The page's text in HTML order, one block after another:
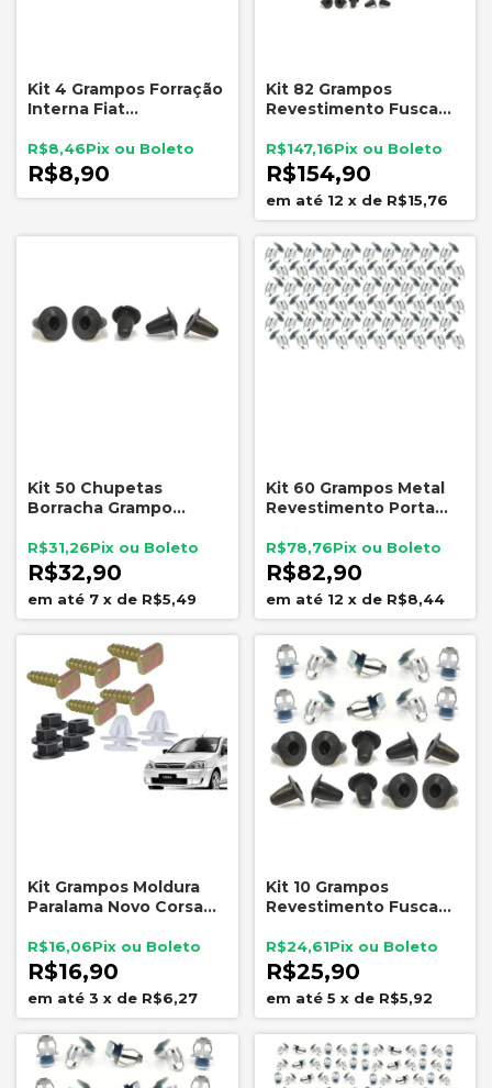
Kit 4 Grampos Forração
Interna Fiat
Painel Carro
R$8,90
R$8,46
Kit 82 Grampos
Revestimento Fusca
Borracha
R$154,90
R$147,16
12 x de R$15,76
Kit 50 Chupetas
Borracha Grampo
Fusca
R$32,90
R$31,26
7 x de R$5,49
Kit 60 Grampos Metal
Revestimento Porta
R$82,90
R$78,76
12 x de R$8,44
Kit Grampos Moldura
Paralama Novo Corsa
R$16,90
R$16,06
3 x de R$6,27
Kit 10 Grampos
Revestimento Fusca
Borracha Metal
R$25,90
R$24,61
5 x de R$5,92